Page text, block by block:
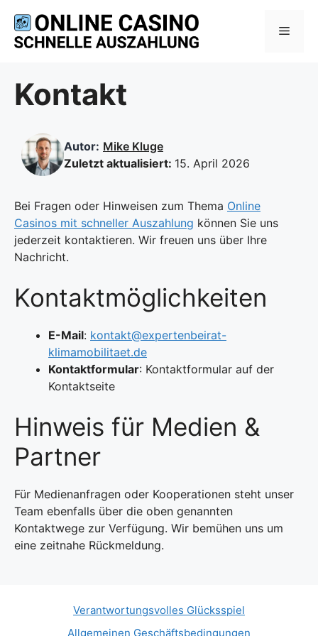
Inhalt
springen
Menü
Kontakt
Autor: Mike Kluge
Zuletzt aktualisiert: 15. April 2026
Bei Fragen oder Hinweisen zum Thema Online
Casinos mit schneller Auszahlung können Sie uns
jederzeit kontaktieren. Wir freuen uns über Ihre
Nachricht.
Kontaktmöglichkeiten
E-Mail: kontakt@expertenbeirat-
klimamobilitaet.de
Kontaktformular: Kontaktformular auf der
Kontaktseite
Hinweis für Medien &
Partner
Für Medienanfragen oder Kooperationen steht unser
Team ebenfalls über die oben genannten
Kontaktwege zur Verfügung. Wir bemühen uns um
eine zeitnahe Rückmeldung.
Verantwortungsvolles Glücksspiel
Allgemeinen Geschäftsbedingungen